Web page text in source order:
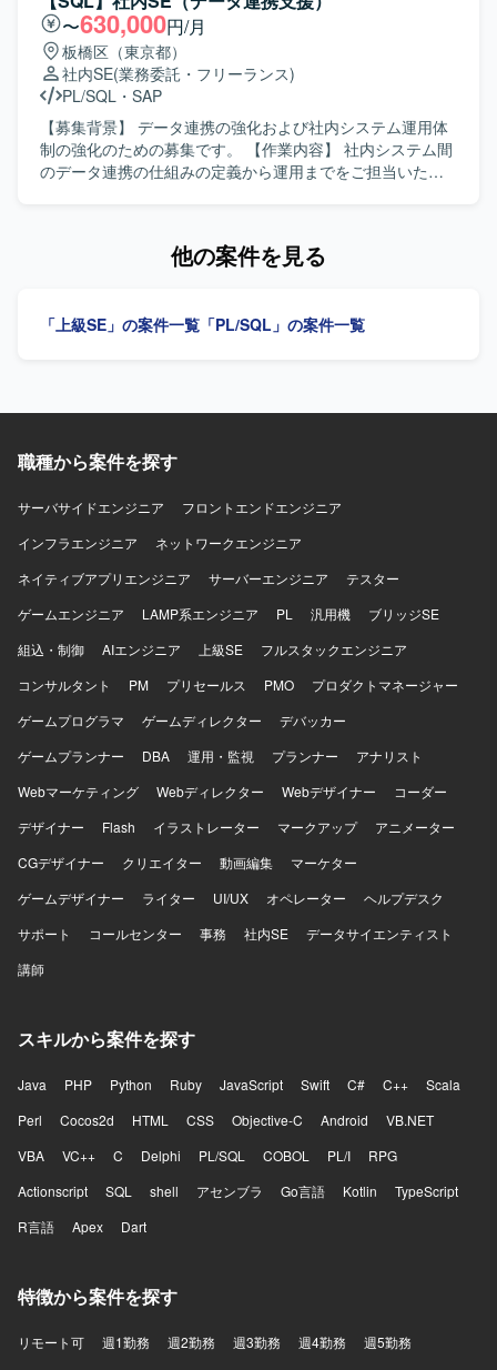
いただける環境です。 【開発環境】 ERPパッケージとして
IFS ERPを利用し、PL/SQLを用いた開発およびデータ移行
実装を行う環境となります。
ョンでは、既存システムからIFS ERPへのデータ移行ロジッ
クの設計および実装を行っていただきます。 移行SEポジシ
ョンでは、データ移行方針の整理、移行設計、全体移行計
画の策定や関係者との調整など、移行領域の統括をご担当
いただきます。 【求める人物像】 関係者と連携しながら主
体的にコミュニケーションを取れる方を求めております。
課題が発生した際に自ら状況整理と報告を行い、解決に向
けて粘り強く対応いただける方が望ましいです。 ERP導入
だくことで、会計・人事・資産管理・在庫・購買・生産管
クトの全体像を理解しながらスキルアップできる環境で
〜630,000円/月
板橋区（東京都）
社内SE(業務委託・フリーランス)
PL/SQL ・ SAP
【募集背景】 データ連携の強化および社内システム運用体
制の強化のための募集です。 【作業内容】 社内システム間
のデータ連携の仕組みの定義から運用までをご担当いただ
ションを行っていただきます。 【求める人物像】 関係者と
ら地道な運用や改善にも前向きに取り組める方ですと望ま
て、上流から運用まで幅広いスキルを身につけることがで
および各種SaaSとの連携環境を扱います。
他の案件を見る
「上級SE」の案件一覧 「PL/SQL」の案件一覧
職種から案件を探す
サーバサイドエンジニア
フロントエンドエンジニア
インフラエンジニア
ネットワークエンジニア
ネイティブアプリエンジニア
サーバーエンジニア
テスター
ゲームエンジニア
LAMP系エンジニア PL 汎用機
ブリッジSE
組込・制御
AIエンジニア 上級SE
フルスタックエンジニア
コンサルタント
PM プリセールス PMO
プロダクトマネージャー
ゲームプログラマ
ゲームディレクター
デバッカー
ゲームプランナー
DBA 運用・監視 プランナー
アナリスト
Webマーケティング
Webディレクター Webデザイナー
コーダー
デザイナー
Flash イラストレーター マークアップ
アニメーター
CGデザイナー
クリエイター 動画編集
マーケター
ゲームデザイナー
ライター UI/UX オペレーター
ヘルプデスク
サポート
コールセンター 事務 社内SE
データサイエンティスト
講師
スキルから案件を探す
Java PHP Python Ruby JavaScript Swift C# C++
Scala
Perl
Cocos2d HTML CSS Objective-C Android
VB.NET
VBA
VC++ C Delphi PL/SQL COBOL PL/I
RPG
Actionscript
SQL shell アセンブラ Go言語 Kotlin
TypeScript
R言語
Apex Dart
特徴から案件を探す
リモート可 週1勤務 週2勤務 週3勤務 週4勤務 週5勤務